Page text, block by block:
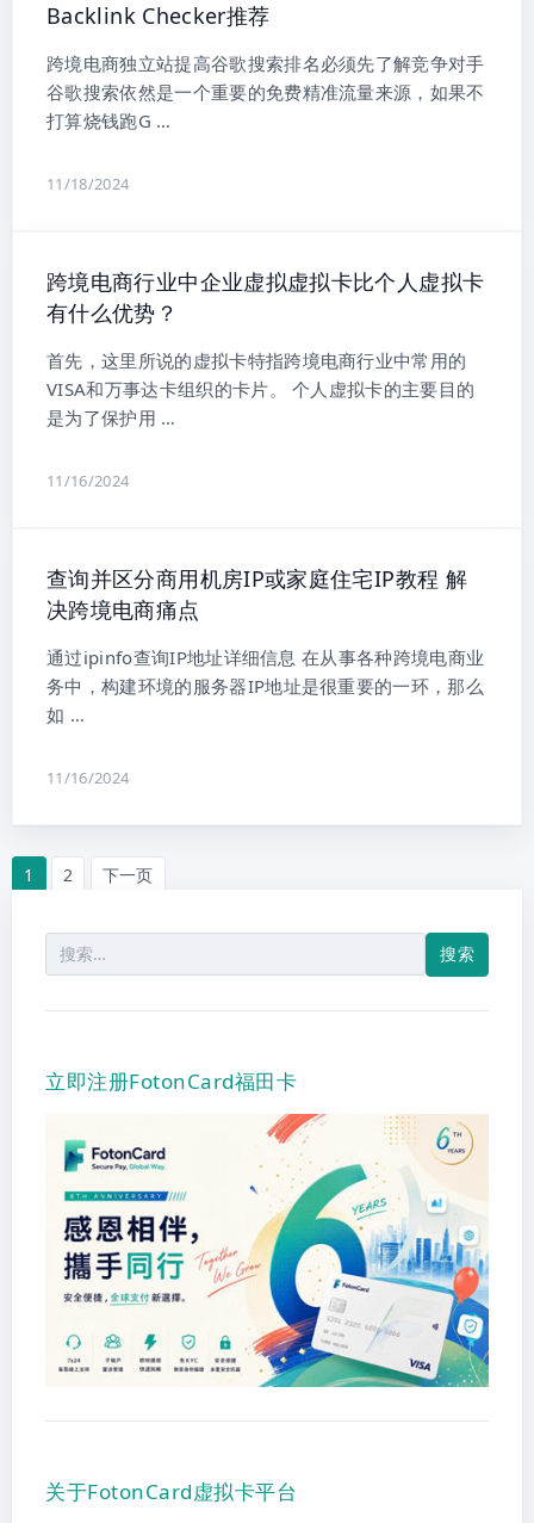
Backlink Checker推荐
跨境电商独立站提高谷歌搜索排名必须先了解竞争对手
谷歌搜索依然是一个重要的免费精准流量来源，如果不
打算烧钱跑G …
11/18/2024
跨境电商行业中企业虚拟虚拟卡比个人虚拟卡
有什么优势？
首先，这里所说的虚拟卡特指跨境电商行业中常用的
VISA和万事达卡组织的卡片。 个人虚拟卡的主要目的
是为了保护用 …
11/16/2024
查询并区分商用机房IP或家庭住宅IP教程 解
决跨境电商痛点
通过ipinfo查询IP地址详细信息 在从事各种跨境电商业
务中，构建环境的服务器IP地址是很重要的一环，那么
如 …
11/16/2024
文
1 2 下一页
索：
立即注册FotonCard福田卡
关于FotonCard虚拟卡平台